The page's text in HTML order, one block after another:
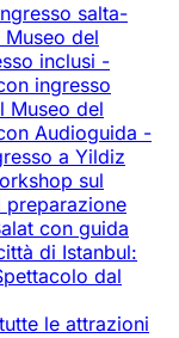
salta-
del
inclusi -
ingresso
Museo del
Audioguida -
a Yildiz
sul
preparazione
con guida
di Istanbul:
dal
le attrazioni